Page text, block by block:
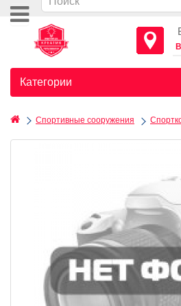
Категории
Спортивные сооружения